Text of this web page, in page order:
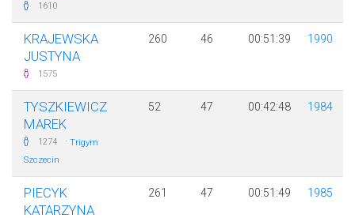
1610
KRAJEWSKA
JUSTYNA
1575
260 46 00:51:39 1990
TYSZKIEWICZ
MAREK
1274 · Trigym
Szczecin
52 47 00:42:48 1984
PIECYK
KATARZYNA
261 47 00:51:49 1985